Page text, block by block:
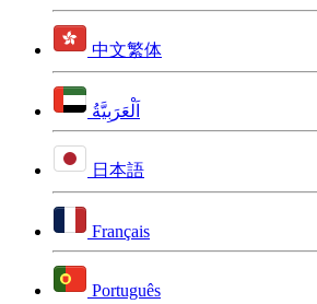
中文繁体
اَلْعَرَبِيَّةُ
日本語
Français
Português